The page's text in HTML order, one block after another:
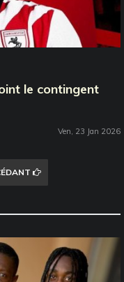
le contingent
Ven, 23 Jan 2026